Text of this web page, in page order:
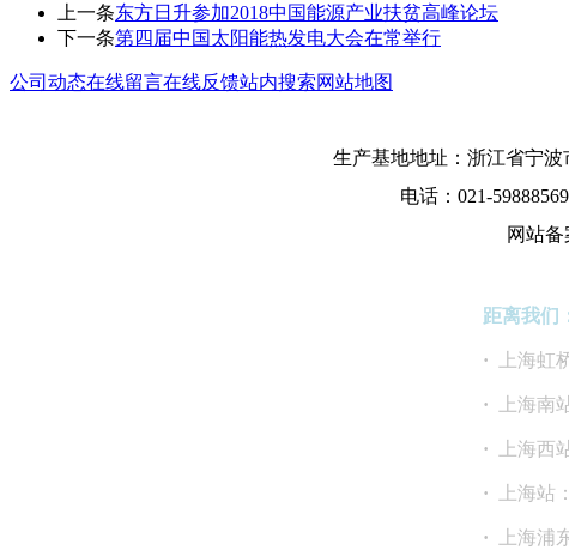
上一条东方日升参加2018中国能源产业扶贫高峰论坛
下一条第四届中国太阳能热发电大会在常举行
公司动态在线留言在线反馈站内搜索网站地图
生产基地地址：浙江省宁
电话：021-
网站备
距离我们
· 上
· 上
· 上
· 上
· 上